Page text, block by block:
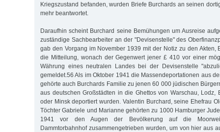
Kriegszustand befanden, wurden Briefe Burchards an seinen
mehr beantwortet.
Daraufhin scheint Burchard seine Bemühungen um Ausreise
zuständige Sachbearbeiter an der "Devisenstelle" des
gab den Vorgang im November 1939 mit der Notiz zu den Akten,
die Mitteilung, wonach der Gegenwert jener £ 410 vor einer
Währung eines neutralen Landes bei der Devisenstelle
gemeldet.56 Als im Oktober 1941 die Massendeportationen aus
gehörte auch Burchards Familie zu jenen 60 000 jüdischen
aus deutschen Großstädten in die Ghettos von Warschau, Lodz,
oder Minsk deportiert wurden. Valentin Burchard, seine Ehefrau
Töchter Gabriele und Marianne gehörten zu 1000 Hamburger
1941 vor den Augen der Bevölkerung auf die
Dammtorbahnhof zusammengetrieben wurden, um von hier aus